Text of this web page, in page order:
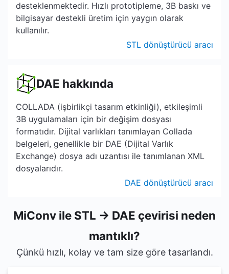
desteklenmektedir. Hızlı prototipleme, 3B baskı ve
bilgisayar destekli üretim için yaygın olarak
kullanılır.
STL dönüştürücü aracı
DAE hakkında
COLLADA (işbirlikçi tasarım etkinliği), etkileşimli
3B uygulamaları için bir değişim dosyası
formatıdır. Dijital varlıkları tanımlayan Collada
belgeleri, genellikle bir DAE (Dijital Varlık
Exchange) dosya adı uzantısı ile tanımlanan XML
dosyalarıdır.
DAE dönüştürücü aracı
MiConv ile STL → DAE çevirisi neden
mantıklı?
Çünkü hızlı, kolay ve tam size göre tasarlandı.